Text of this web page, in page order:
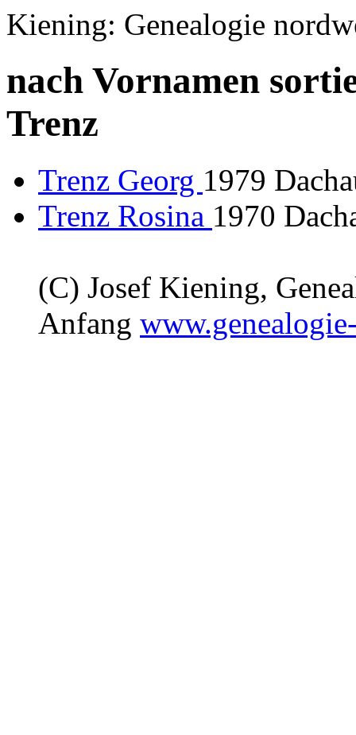
Kiening: Genealogie
nach Vornamen
Trenz
Trenz Georg 1979
Trenz Rosina 1970
(C) Josef Kiening,
Anfang